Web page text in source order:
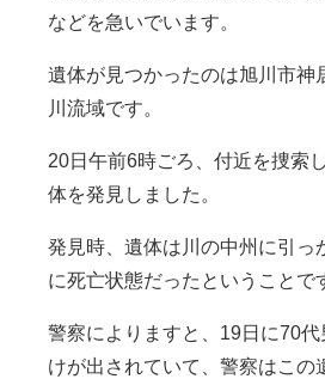
などを急いでいます。
遺体が見つかったのは旭川市神
川流域です。
20日午前6時ごろ、付近を捜索
体を発見しました。
発見時、遺体は川の中州に引っ
に死亡状態だったということで
警察によりますと、19日に70
けが出されていて、警察はこの